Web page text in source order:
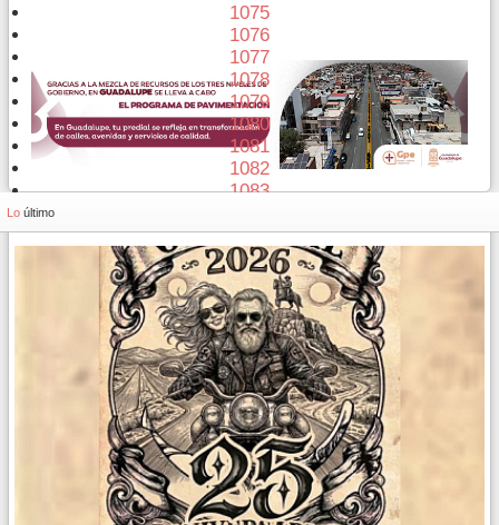
1075
1076
1077
1078
1079
1080
1081
1082
1083
Lo último